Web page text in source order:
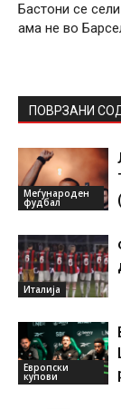
Бастони се
ама не во
ПОВРЗАНИ
Меѓународен
фудбал
Италија
Европски
купови